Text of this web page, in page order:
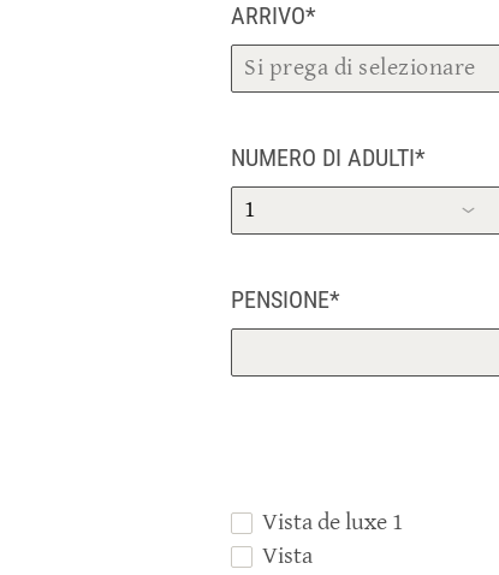
INFORMAZIONI SULLA PRENOTAZIONE
SCOPRIRE MERANO
TAGESPROGRAMM SCHENNA WAALWEG
ARRIVO*
NUMERO DI ADULTI*
PENSIONE*
Vista de luxe 1
Vista